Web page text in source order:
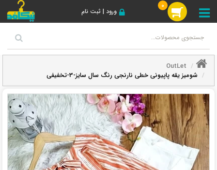
ورود | ثبت نام
0
OutLet
شومیز یقه پاپیونی خطی نارنجی رنگ سال سایز-3-تخفیفی